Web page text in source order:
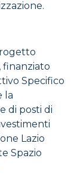
finanziato
Specifico
la
di posti di
Lazio
Spazio